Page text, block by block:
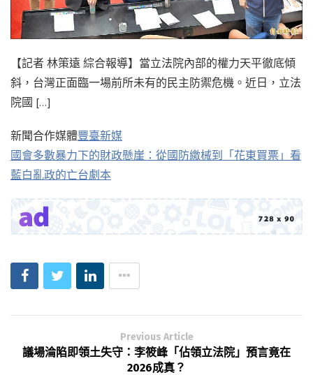
【記者 林策遠 綜合報導】當立法院內部的權力天平徹底傾
斜，台灣正面臨一場前所未有的民主防禦危機。近日，立法
院國 […]
新聞合作媒體豐臺新媒
國會多數暴力下的財政懸崖：從國防繳械到「花東買票」看
藍白亂政的亡台劇本
Previous Article
議場淪陷即領土失守：李筱峰「佔領立法院」預言竟在
2026成真？